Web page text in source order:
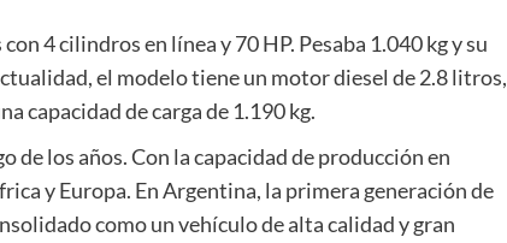
4 cilindros en línea y 70 HP. Pesaba 1.040 kg y su
el modelo tiene un motor diesel de 2.8 litros,
capacidad de carga de 1.190 kg.
de los años. Con la capacidad de producción en
y Europa. En Argentina, la primera generación de
como un vehículo de alta calidad y gran